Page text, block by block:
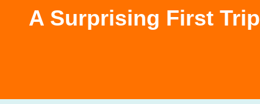
A Surprising First